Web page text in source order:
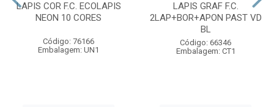
LAPIS COR F.C. ECOLAPIS
NEON 10 CORES
Código: 76166
Embalagem: UN1
LAPIS GRAF F.C.
2LAP+BOR+APON PAST VD
BL
Código: 66346
Embalagem: CT1